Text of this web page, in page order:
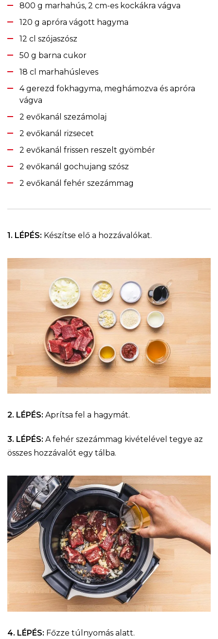
800 g marhahús, 2 cm-es kockákra vágva
120 g apróra vágott hagyma
12 cl szójaszósz
50 g barna cukor
18 cl marhahúsleves
4 gerezd fokhagyma, meghámozva és apróra
vágva
2 evőkanál szezámolaj
2 evőkanál rizsecet
2 evőkanál frissen reszelt gyömbér
2 evőkanál gochujang szósz
2 evőkanál fehér szezámmag
1. LÉPÉS: Készítse elő a hozzávalókat.
2. LÉPÉS: Aprítsa fel a hagymát.
3. LÉPÉS: A fehér szezámmag kivételével tegye az
összes hozzávalót egy tálba.
4. LÉPÉS: Főzze túlnyomás alatt.